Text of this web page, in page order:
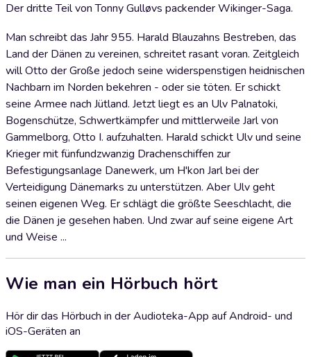
Der dritte Teil von Tonny Gulløvs packender Wikinger-Saga.
Man schreibt das Jahr 955. Harald Blauzahns Bestreben, das
Land der Dänen zu vereinen, schreitet rasant voran. Zeitgleich
will Otto der Große jedoch seine widerspenstigen heidnischen
Nachbarn im Norden bekehren - oder sie töten. Er schickt
seine Armee nach Jütland. Jetzt liegt es an Ulv Palnatoki,
Bogenschütze, Schwertkämpfer und mittlerweile Jarl von
Gammelborg, Otto I. aufzuhalten. Harald schickt Ulv und seine
Krieger mit fünfundzwanzig Drachenschiffen zur
Befestigungsanlage Danewerk, um H'kon Jarl bei der
Verteidigung Dänemarks zu unterstützen. Aber Ulv geht
seinen eigenen Weg. Er schlägt die größte Seeschlacht, die
die Dänen je gesehen haben. Und zwar auf seine eigene Art
und Weise ...
Wie man ein Hörbuch hört
Hör dir das Hörbuch in der Audioteka-App auf Android- und
iOS-Geräten an